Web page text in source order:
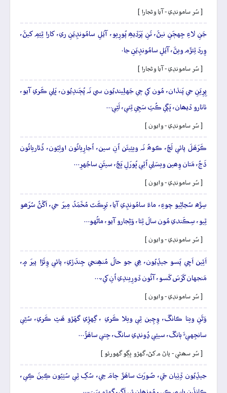
[ سُر سامونڊي - آيا وڻجارا ]
جَنِ لاءِ جِهڄَنِ نيڻَ، تَنِ پَرَڏيھِ پُورِيو، آيَلِ سامُونڊِيَنِ ري، کارا ٿِيَمِ کيڻَ،
وِردَ ٿِئڙَم ويڻَ، آيَلِ سامُونڊِيَنِ جا.
[ سُر سامونڊي - آيا وڻجارا ]
پِرِيَنِ جي پَنڌان، مُون کي جٖي جَهلِينديُون سي نَہ پُڄَندِيُون، ڀَلِي ڪَري آيو،
ٺاٺارو ڏيھان، ڀَڳي ڪُٽِ سَڄِي ٿِئي، لَٿِي…
[ سُر سامونڊي - وايون ]
ڪَرَھَلَ پائي لَڄُ، ڪوھُ نَہ ويئِيئَن اُنِ سين، اُجارِيائُون اولِيُون، ڌُئاريائُون
ڌَڄُ، مَتان وِھين ويسَلِي اُٿِي ڀُورَلِ ڀَڄُ، سيڻَنِ ساجُهرِ…
[ سُر سامونڊي - وايون ]
سِڙَه سُڃاڻِيو چوءِ، ماءَ سامُونڊِي آيا، بَرِڪَتَ مُحَّمَدُ مِيرَ جي، اَڱڻُ سُرَھو
ٿِيو، سِڪَندي مُون سالَ ٿِئا، وَڻِجارو آيو، ماڻُهو…
[ سُر سامونڊي - وايون ]
اَئِين اَچِي پَسو جيڏِيُون، ھِي جو حالُ مُنھِنجي جِندَڙي، پائي وِئَڙا پيرَ ۾،
مَنجهان کَرَسَ کَسو، آئُون ڏورِيندِي اُنِ کي،…
[ سُر سامونڊي - وايون ]
وَڻَنِ ويٺا ڪانگَ، وِچِين ٿِي ويلا ڪَري ، گِهڙِي گهَڙو ھَٿِ ڪَري، سُڻِي
سانجِهيءَ ٻانگَ، سيئِي ڍُونڍي سانگَ، جِتي ساھَڙُ…
[ سُر سھڻي - پاڻ م کڻ، گهڙو ڀڳو گهورئو ]
جيڏِيُون ڏِٺِيان جَي، صُورَتَ ساھَڙَ ڄامَ جِي، سُکِ ٿِي سُتِيُون ڪِينَ ڪِي،